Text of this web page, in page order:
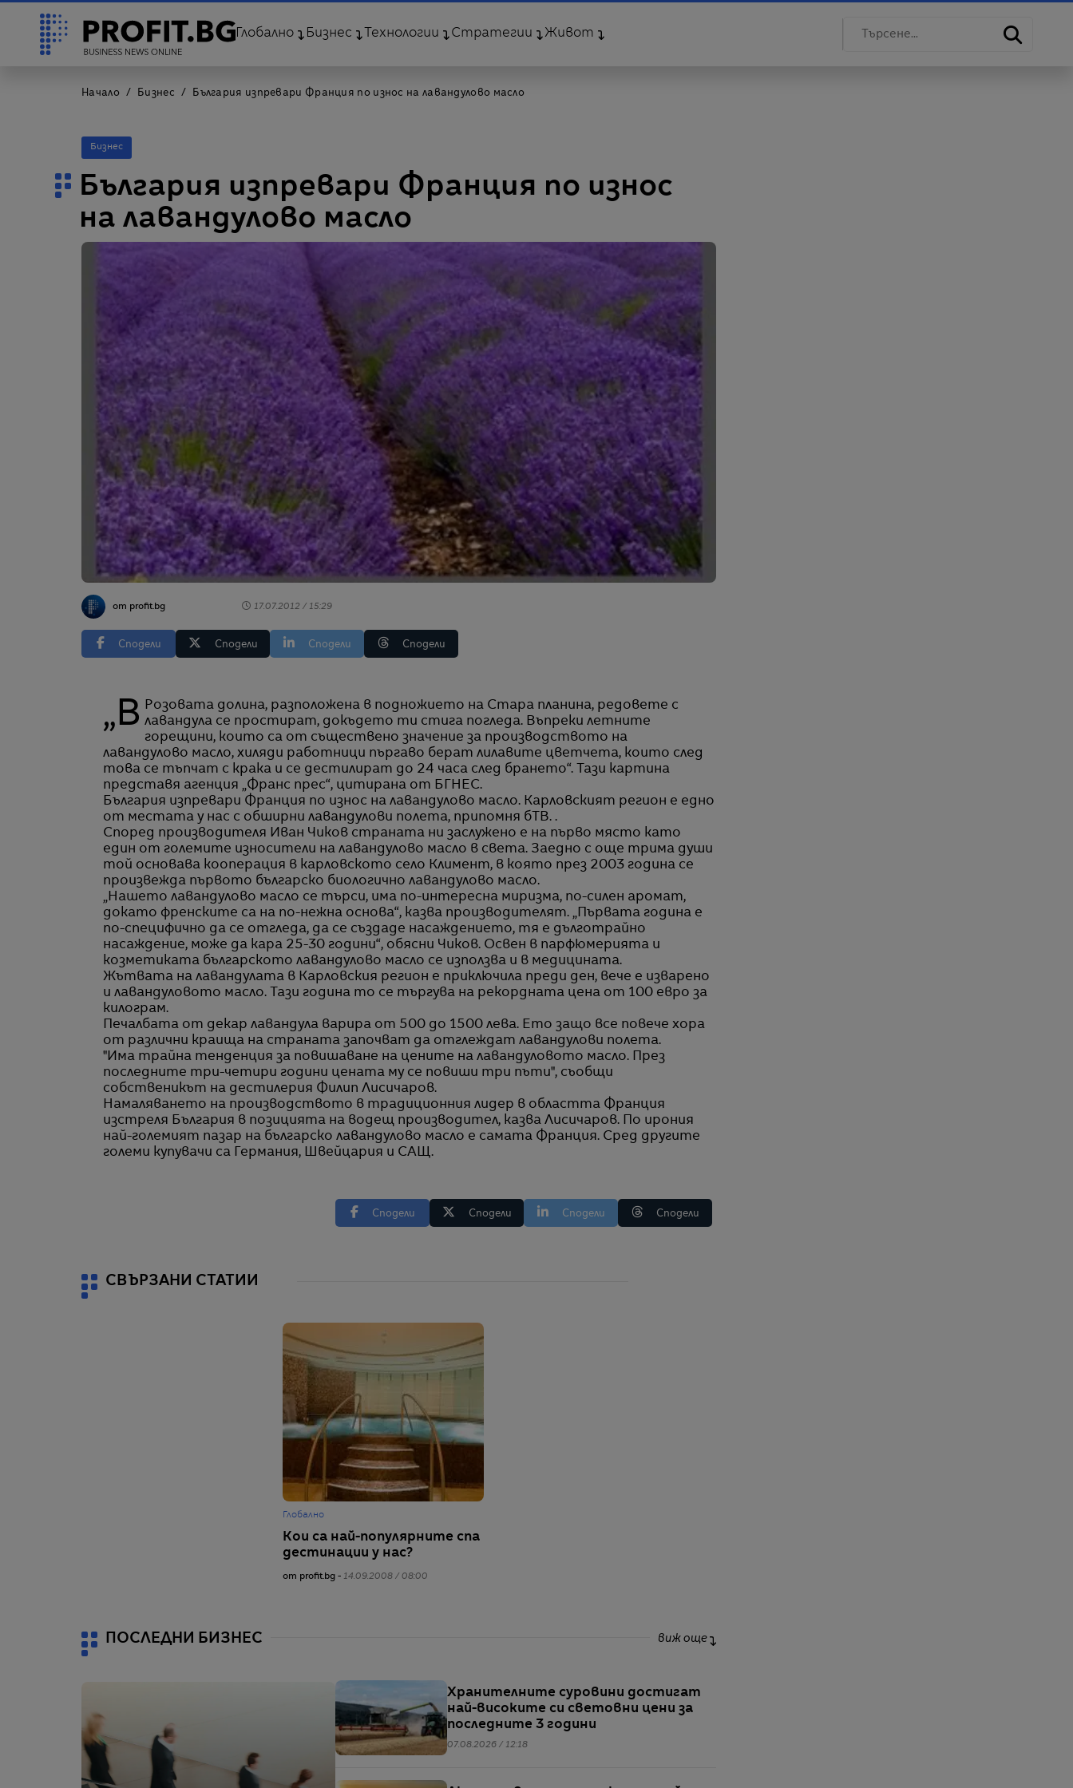
Глобално Бизнес Технологии Стратегии Живот
Начало Бизнес България изпревари Франция по износ на лавандулово масло
Бизнес
България изпревари Франция по износ
на лавандулово масло
от profit.bg 17.07.2012 / 15:29
Сподели Сподели Сподели Сподели
„В Розовата долина, разположена в подножието на Стара планина, редовете с лавандула се простират, докъдето ти стига погледа. Въпреки летните
горещини, които са от съществено значение за производството на
лавандулово масло, хиляди работници пъргаво берат лилавите цветчета, които след
това се тъпчат с крака и се дестилират до 24 часа след брането“. Тази картина
представя агенция „Франс прес“, цитирана от БГНЕС.
България изпревари Франция по износ на лавандулово масло. Карловският регион е едно
от местата у нас с обширни лавандулови полета, припомня бТВ. .
Според производителя Иван Чиков страната ни заслужено е на първо място като
един от големите износители на лавандулово масло в света. Заедно с още трима души
той основава кооперация в карловското село Климент, в която през 2003 година се
произвежда първото българско биологично лавандулово масло.
„Нашето лавандулово масло се търси, има по-интересна миризма, по-силен аромат,
докато френските са на по-нежна основа“, казва производителят. „Първата година е
по-специфично да се отгледа, да се създаде насаждението, тя е дълготрайно
насаждение, може да кара 25-30 години“, обясни Чиков. Освен в парфюмерията и
козметиката българското лавандулово масло се използва и в медицината.
Жътвата на лавандулата в Карловския регион е приключила преди ден, вече е изварено
и лавандуловото масло. Тази година то се търгува на рекордната цена от 100 евро за
килограм.
Печалбата от декар лавандула варира от 500 до 1500 лева. Ето защо все повече хора
от различни краища на страната започват да отглеждат лавандулови полета.
"Има трайна тенденция за повишаване на цените на лавандуловото масло. През
последните три-четири години цената му се повиши три пъти", съобщи
собственикът на дестилерия Филип Лисичаров.
Намаляването на производството в традиционния лидер в областта Франция
изстреля България в позицията на водещ производител, казва Лисичаров. По ирония
най-големият пазар на българско лавандулово масло е самата Франция. Сред другите
големи купувачи са Германия, Швейцария и САЩ.
Сподели Сподели Сподели Сподели
СВЪРЗАНИ СТАТИИ
Глобално
Кои са най-популярните спа
дестинации у нас?
от profit.bg - 14.09.2008 / 08:00
ПОСЛЕДНИ БИЗНЕС виж още
Хранителните суровини достигат
най-високите си световни цени за
последните 3 години
07.08.2026 / 12:18